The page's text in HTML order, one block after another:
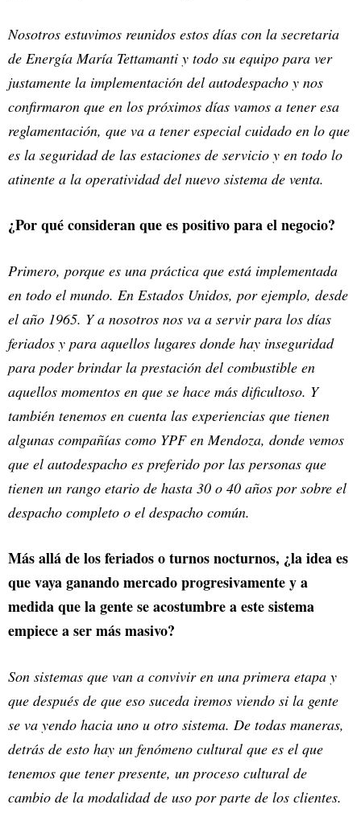
Nosotros estuvimos reunidos estos días con la secretaria
de Energía María Tettamanti y todo su equipo para ver
justamente la implementación del autodespacho y nos
confirmaron que en los próximos días vamos a tener esa
reglamentación, que va a tener especial cuidado en lo que
es la seguridad de las estaciones de servicio y en todo lo
atinente a la operatividad del nuevo sistema de venta.
¿Por qué consideran que es positivo para el negocio?
Primero, porque es una práctica que está implementada
en todo el mundo. En Estados Unidos, por ejemplo, desde
el año 1965. Y a nosotros nos va a servir para los días
feriados y para aquellos lugares donde hay inseguridad
para poder brindar la prestación del combustible en
aquellos momentos en que se hace más dificultoso. Y
también tenemos en cuenta las experiencias que tienen
algunas compañías como YPF en Mendoza, donde vemos
que el autodespacho es preferido por las personas que
tienen un rango etario de hasta 30 o 40 años por sobre el
despacho completo o el despacho común.
Más allá de los feriados o turnos nocturnos, ¿la idea es
que vaya ganando mercado progresivamente y a
medida que la gente se acostumbre a este sistema
empiece a ser más masivo?
Son sistemas que van a convivir en una primera etapa y
que después de que eso suceda iremos viendo si la gente
se va yendo hacia uno u otro sistema. De todas maneras,
detrás de esto hay un fenómeno cultural que es el que
tenemos que tener presente, un proceso cultural de
cambio de la modalidad de uso por parte de los clientes.